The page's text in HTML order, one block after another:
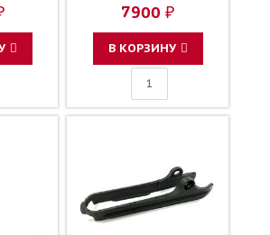
72013002000 D40-01-
913
7900 ₽
В КОРЗИНУ